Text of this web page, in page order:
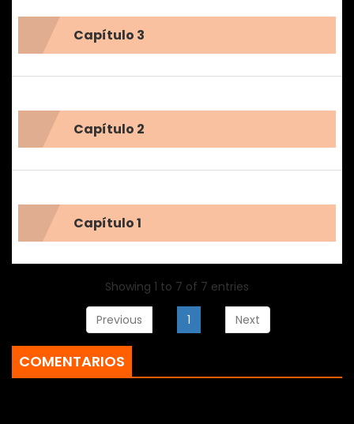
Capítulo 3
Capítulo 2
Capítulo 1
Showing 1 to 7 of 7 entries
Previous 1 Next
COMENTARIOS